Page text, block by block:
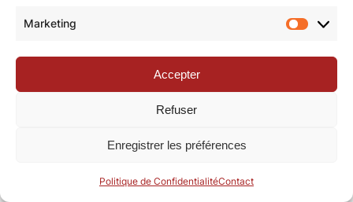
Marketing
Accepter
Refuser
Enregistrer les préférences
Politique de ConfidentialitéContact